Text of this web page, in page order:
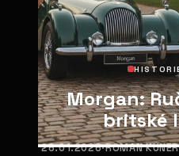
Morgan:
britské
26.01.2026·ROMAN